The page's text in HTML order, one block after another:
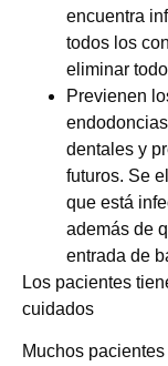
encuentra
todos los
eliminar
Previenen
dentales y
futuros. Se
que está
además de
entrada de
Los pacientes
cuidados
Muchos